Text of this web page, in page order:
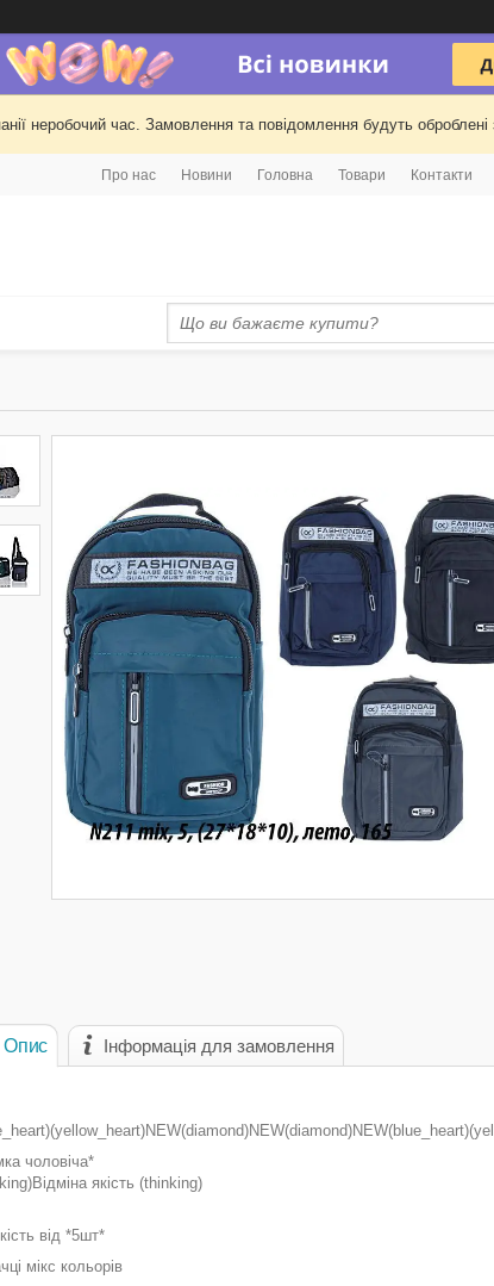
неробочий час. Замовлення та повідомлення будуть
Про нас Новини Головна Товари Контакти
Опис Інформація для замовлення
чоловіча*
якість (thinking)
від *5шт*
мікс кольорів